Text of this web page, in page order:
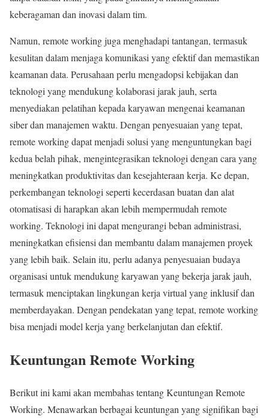
keberagaman dan inovasi dalam tim.
Namun, remote working juga menghadapi tantangan, termasuk
kesulitan dalam menjaga komunikasi yang efektif dan memastikan
keamanan data. Perusahaan perlu mengadopsi kebijakan dan
teknologi yang mendukung kolaborasi jarak jauh, serta
menyediakan pelatihan kepada karyawan mengenai keamanan
siber dan manajemen waktu. Dengan penyesuaian yang tepat,
remote working dapat menjadi solusi yang menguntungkan bagi
kedua belah pihak, mengintegrasikan teknologi dengan cara yang
meningkatkan produktivitas dan kesejahteraan kerja. Ke depan,
perkembangan teknologi seperti kecerdasan buatan dan alat
otomatisasi di harapkan akan lebih mempermudah remote
working. Teknologi ini dapat mengurangi beban administrasi,
meningkatkan efisiensi dan membantu dalam manajemen proyek
yang lebih baik. Selain itu, perlu adanya penyesuaian budaya
organisasi untuk mendukung karyawan yang bekerja jarak jauh,
termasuk menciptakan lingkungan kerja virtual yang inklusif dan
memberdayakan. Dengan pendekatan yang tepat, remote working
bisa menjadi model kerja yang berkelanjutan dan efektif.
Keuntungan Remote Working
Berikut ini kami akan membahas tentang Keuntungan Remote
Working. Menawarkan berbagai keuntungan yang signifikan bagi